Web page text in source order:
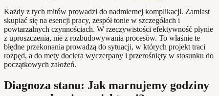
Każdy z tych mitów prowadzi do nadmiernej komplikacji. Zamiast
skupiać się na esencji pracy, zespół tonie w szczegółach i
powtarzalnych czynnościach. W rzeczywistości efektywność płynie
z uproszczenia, nie z rozbudowywania procesów. To właśnie te
błędne przekonania prowadzą do sytuacji, w których projekt traci
rozpęd, a do mety dociera wyczerpany i przerośnięty w stosunku do
początkowych założeń.
Diagnoza stanu: Jak marnujemy godziny